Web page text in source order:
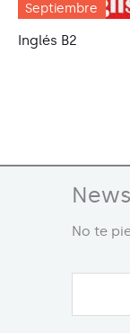
Septiembre
Inglés B2
No te